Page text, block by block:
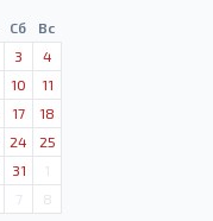
Сб
Вс
3
4
10
11
17
18
24
25
31
1
7 8